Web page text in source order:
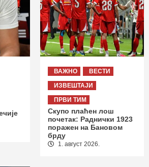
ВАЖНО
ВЕСТИ
ИЗВЕШТАЈИ
ПРВИ ТИМ
Скупо плаћен лош
почетак: Раднички 1923
поражен на Бановом
брду
1. август 2026.